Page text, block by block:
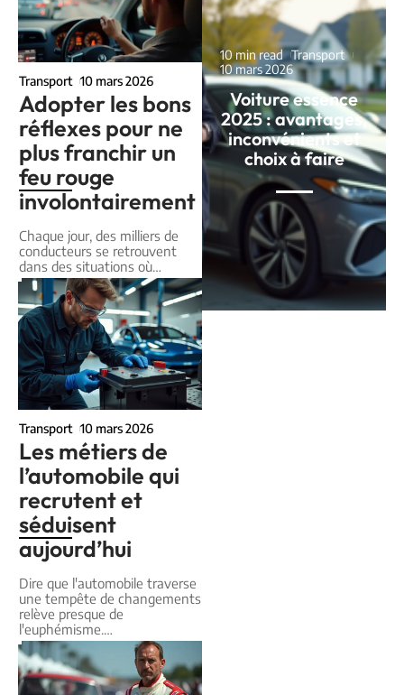
Transport 10 mars 2026
Adopter les bons
réflexes pour ne
plus franchir un
feu rouge
involontairement
Chaque jour, des milliers de
conducteurs se retrouvent
dans des situations où…
Transport 10 mars 2026
Les métiers de
l’automobile qui
recrutent et
séduisent
aujourd’hui
Dire que l'automobile traverse
une tempête de changements
relève presque de
l'euphémisme.…
10 min read Transport
10 mars 2026
Voiture essence
2025 : avantages,
inconvénients et
choix à faire